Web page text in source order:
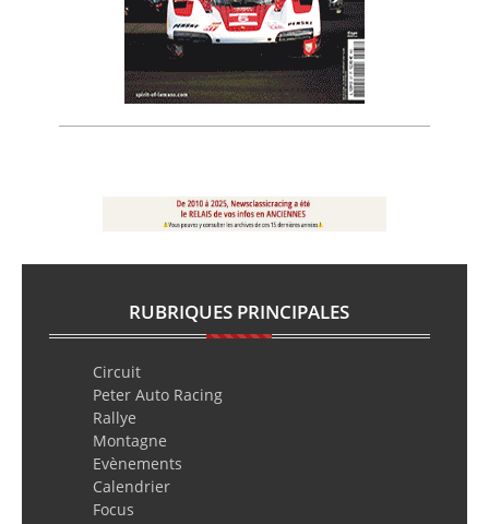
RUBRIQUES PRINCIPALES
Circuit
Peter Auto Racing
Rallye
Montagne
Evènements
Calendrier
Focus